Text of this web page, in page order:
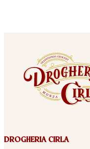
DROGHERIA CIRLA